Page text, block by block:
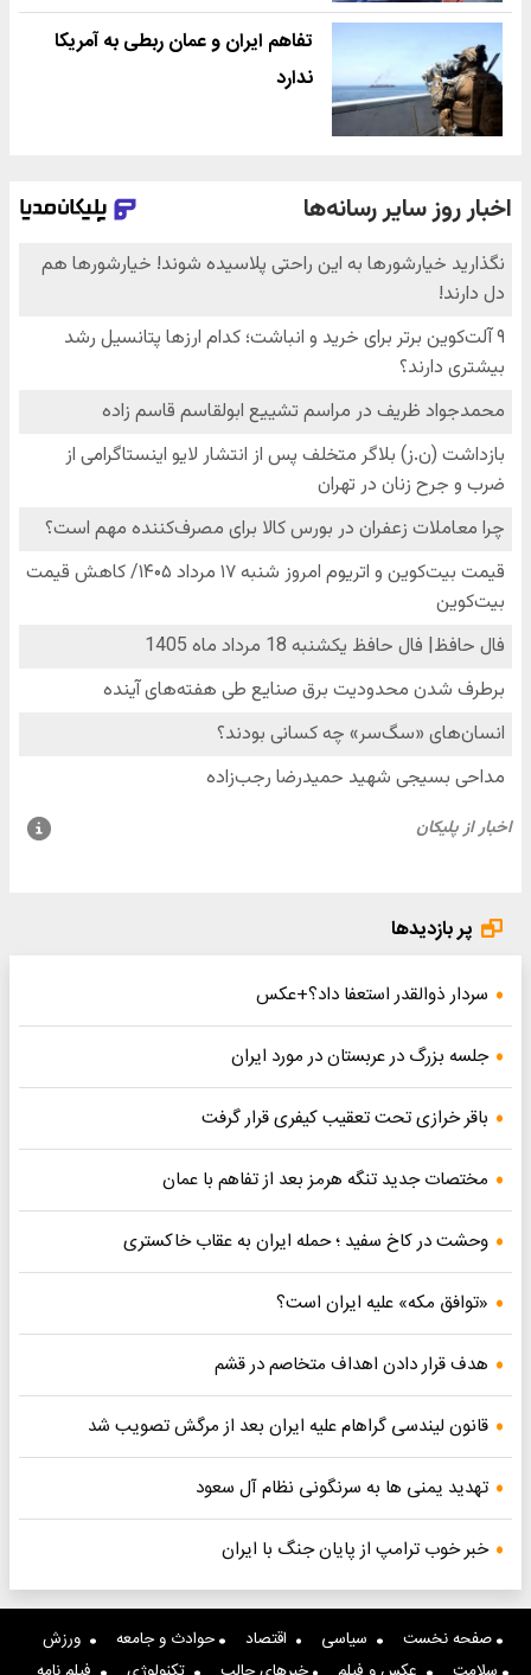
تفاهم ایران و عمان ربطی به آمریکا
ندارد
پر بازدیدها
سردار ذوالقدر استعفا داد؟+عکس
جلسه بزرگ در عربستان در مورد ایران
باقر خرازی تحت تعقیب کیفری قرار گرفت
مختصات جدید تنگه هرمز بعد از تفاهم با عمان
وحشت در کاخ سفید ؛ حمله ایران به عقاب خاکستری
«توافق مکه» علیه ایران است؟
هدف قرار دادن اهداف متخاصم در قشم
قانون لیندسی گراهام علیه ایران بعد از مرگش تصویب شد
تهدید یمنی ها به سرنگونی نظام آل سعود
خبر خوب ترامپ از پایان جنگ با ایران
صفحه نخست سیاسی اقتصاد حوادث و جامعه
ورزش